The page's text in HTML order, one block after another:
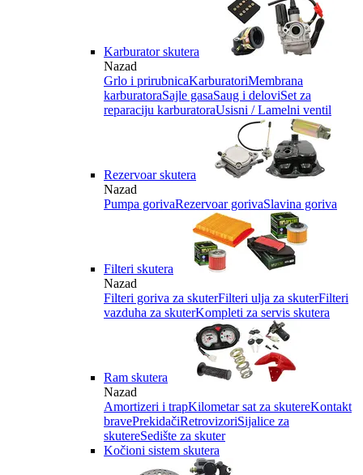
Karburator skutera
Nazad
Grlo i prirubnicaKarburatoriMembrana
karburatoraSajle gasaSaug i deloviSet za
reparaciju karburatoraUsisni / Lamelni ventil
Rezervoar skutera
Nazad
Pumpa gorivaRezervoar gorivaSlavina goriva
Filteri skutera
Nazad
Filteri goriva za skuterFilteri ulja za skuterFilteri
vazduha za skuterKompleti za servis skutera
Ram skutera
Nazad
Amortizeri i trapKilometar sat za skutereKontakt
bravePrekidačiRetrovizoriSijalice za
skutereSedište za skuter
Kočioni sistem skutera